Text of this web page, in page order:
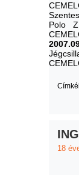
Szentes
Polo
18